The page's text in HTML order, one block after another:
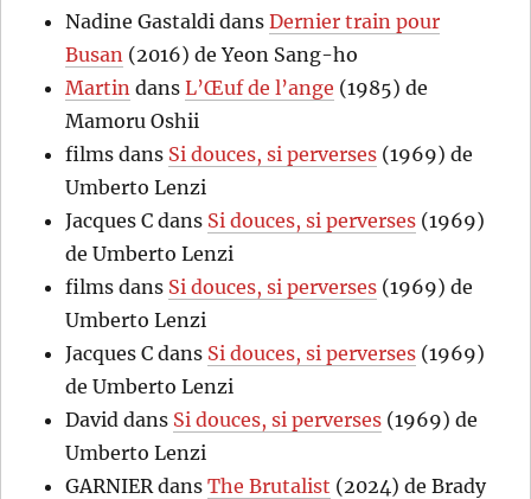
Nadine Gastaldi dansDernier train pour
Busan (2016) de Yeon Sang-ho
Martin dansL’Œuf de l’ange (1985) de
Mamoru Oshii
films dans Si douces, si perverses (1969) de
Umberto Lenzi
Jacques C dans Si douces, si perverses (1969)
de Umberto Lenzi
films dans Si douces, si perverses (1969) de
Umberto Lenzi
Jacques C dans Si douces, si perverses (1969)
de Umberto Lenzi
David dans Si douces, si perverses (1969) de
Umberto Lenzi
GARNIER dansThe Brutalist (2024) de Brady